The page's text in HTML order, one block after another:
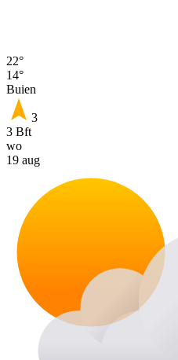
22°
14°
Buien
3
3 Bft
wo
19 aug